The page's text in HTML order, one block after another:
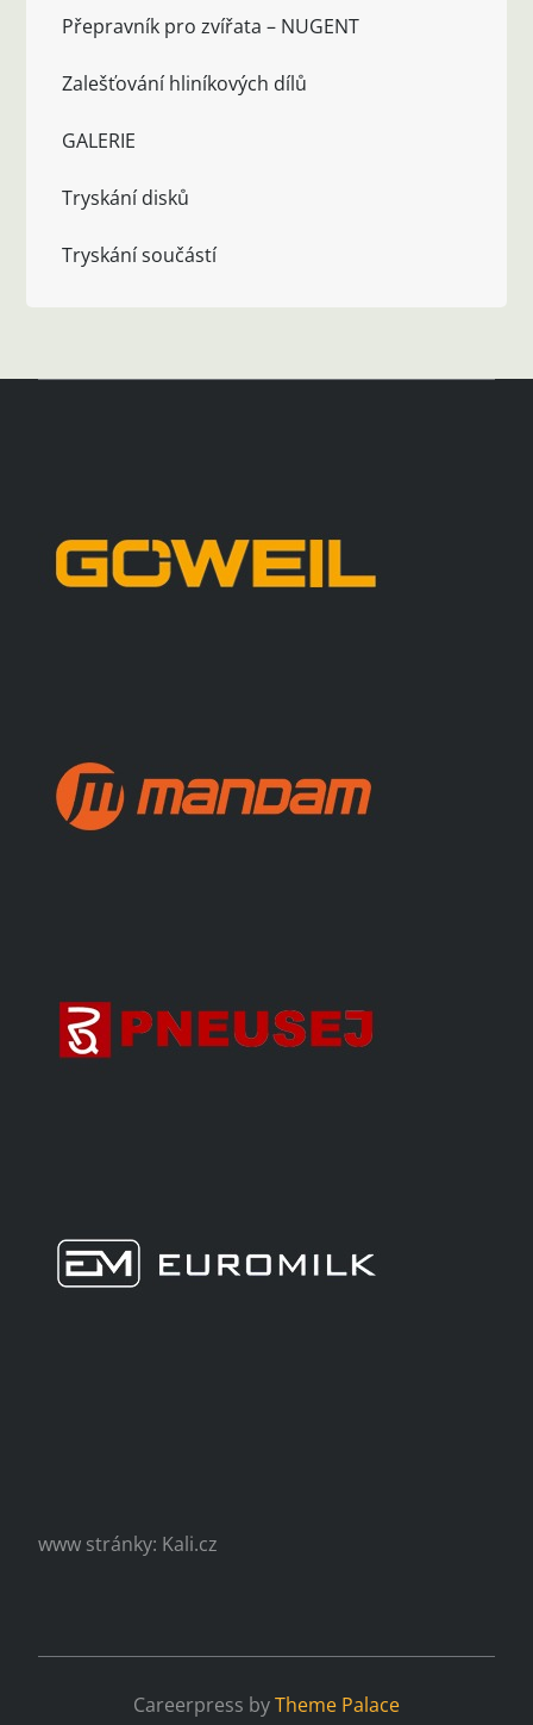
Přepravník pro zvířata – NUGENT
Zalešťování hliníkových dílů
GALERIE
Tryskání disků
Tryskání součástí
www stránky: Kali.cz
Careerpress byTheme Palace